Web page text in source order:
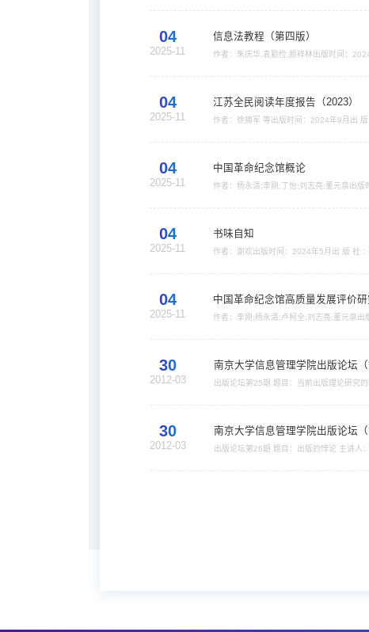
04
2025-11
信息法教程（第四版）
作者：朱庆华,袁勤俭,颜祥林出版时间：
04
2025-11
江苏全民阅读年度报告（2023）
作者：徐拥军 等出版时间：2024年9月出 版
04
2025-11
中国革命纪念馆概论
作者：杨永清;李刚;丁怡;刘志亮;董元泉出
04
2025-11
书味自知
作者：谢欢出版时间：2024年5月出 版 社
04
2025-11
中国革命纪念馆高质量发展评价研
作者：李刚;杨永清;卢柯全;刘志亮;董元泉
30
2012-03
南京大学信息管理学院出版论坛（
30
2012-03
南京大学信息管理学院出版论坛（